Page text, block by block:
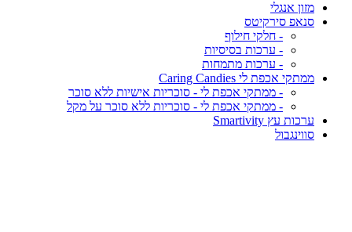
מזון אנגלי
סנאפ סירקיטס
- חלקי חילוף
- ערכות בסיסיות
- ערכות מתמחות
ממתקי אכפת לי Caring Candies
- ממתקי אכפת לי - סוכריות אישיות ללא סוכר
- ממתקי אכפת לי - סוכריות ללא סוכר על מקל
ערכות עץ Smartivity
סווינגבול